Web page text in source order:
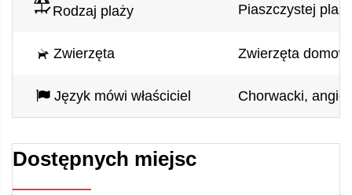
Rodzaj plaży Piaszczystej
Zwierzęta Zwierzęta
Język mówi właściciel Chorwacki,
Dostępnych miejsc